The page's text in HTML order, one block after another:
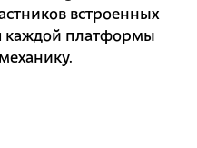
встроенных
каждой платформы